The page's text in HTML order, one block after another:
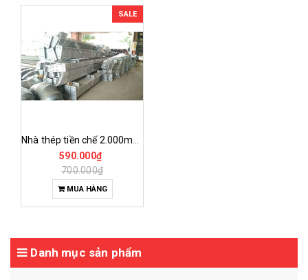
SALE
590.000₫
700.000₫
MUA HÀNG
Danh mục sản phẩm